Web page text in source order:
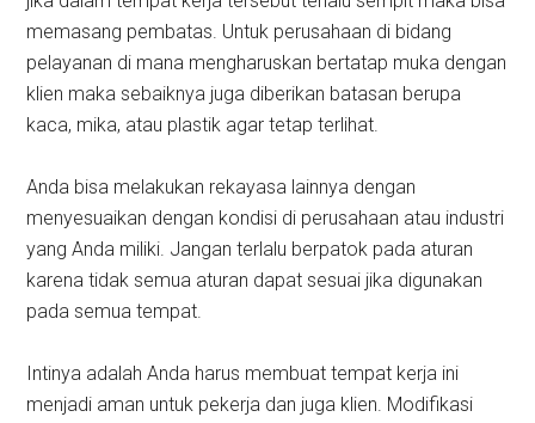
memasang pembatas. Untuk perusahaan di bidang
pelayanan di mana mengharuskan bertatap muka dengan
klien maka sebaiknya juga diberikan batasan berupa
kaca, mika, atau plastik agar tetap terlihat.
Anda bisa melakukan rekayasa lainnya dengan
menyesuaikan dengan kondisi di perusahaan atau industri
yang Anda miliki. Jangan terlalu berpatok pada aturan
karena tidak semua aturan dapat sesuai jika digunakan
pada semua tempat.
Intinya adalah Anda harus membuat tempat kerja ini
menjadi aman untuk pekerja dan juga klien. Modifikasi